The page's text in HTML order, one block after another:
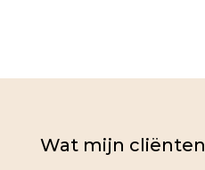
Wat mijn cliënten